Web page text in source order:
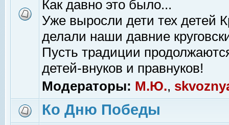
Как давно это было...
Уже выросли дети тех детей
делали наши давние
Пусть традиции
детей-внуков и правнуков!
Модераторы: М.Ю.,
Ко Дню Победы